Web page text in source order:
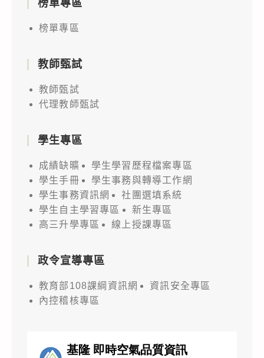
榜單專區
榜單專區
教師甄試
教師甄試
代理教師甄試
學生專區
成績缺曠
學生學習歷程檔案專區
學生手冊
學生事務與轉導工作網
學生事務資訊網
社團選填系統
學生自主學習專區
新生專區
高三升學專區
線上授課專區
政令宣導專區
教育部108課綱資訊網
資訊安全專區
內控稽核專區